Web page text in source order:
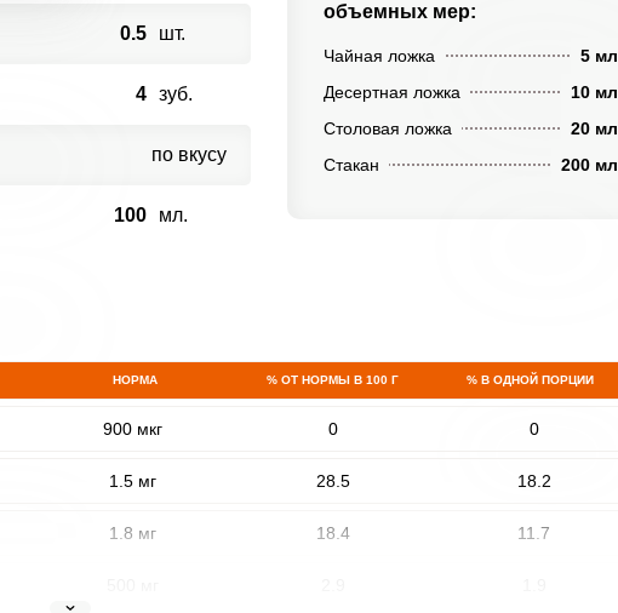
0.5 шт.
4 зуб.
по вкусу
100 мл.
объемных мер:
Чайная ложка
5 мл
Десертная ложка
10 мл
Столовая ложка
20 мл
Стакан
200 мл
НОРМА % ОТ НОРМЫ В 100 Г % В ОДНОЙ ПОРЦИИ
900 мкг 0 0
1.5 мг 28.5 18.2
1.8 мг 18.4 11.7